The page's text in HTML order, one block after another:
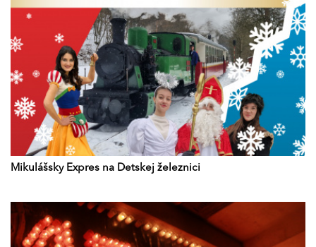
Mikulášsky Expres na Detskej železnici